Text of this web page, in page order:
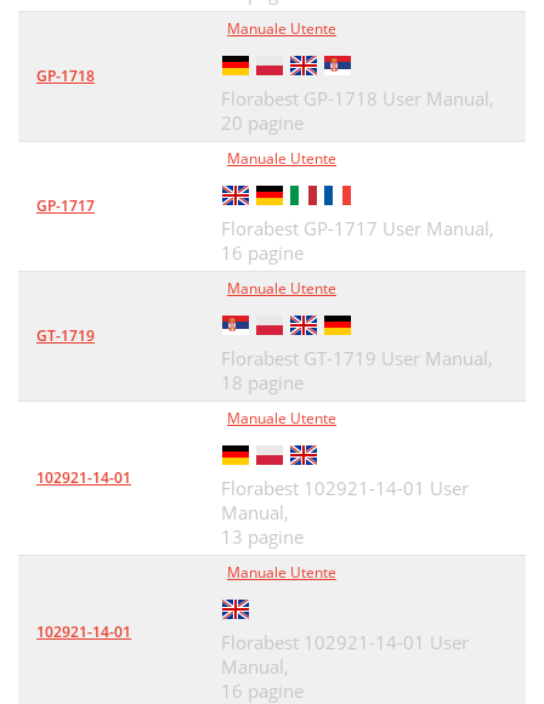
GP-1718
Manuale Utente
Florabest GP-1718 User Manual,
20 pagine
GP-1717
Manuale Utente
Florabest GP-1717 User Manual,
16 pagine
GT-1719
Manuale Utente
Florabest GT-1719 User Manual,
18 pagine
102921-14-01
Manuale Utente
Florabest 102921-14-01 User
Manual,
13 pagine
102921-14-01
Manuale Utente
Florabest 102921-14-01 User
Manual,
16 pagine